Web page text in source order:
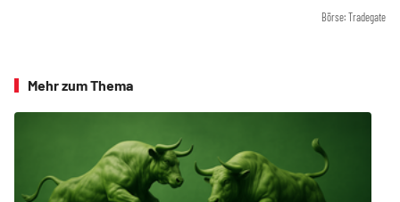
Börse: Tradegate
Mehr zum Thema